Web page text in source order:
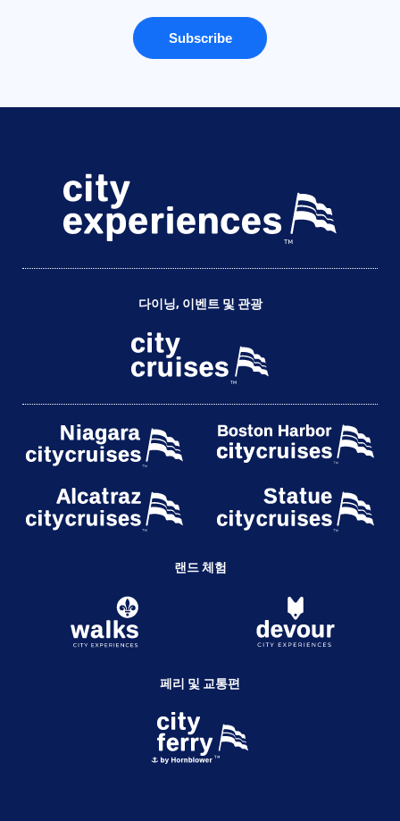
다이닝, 이벤트 및 관광
랜드 체험
페리 및 교통편